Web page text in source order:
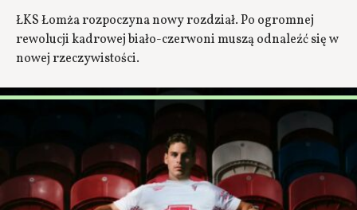
ŁKS Łomża rozpoczyna nowy rozdział. Po ogromnej
rewolucji kadrowej biało-czerwoni muszą odnaleźć się w
nowej rzeczywistości.